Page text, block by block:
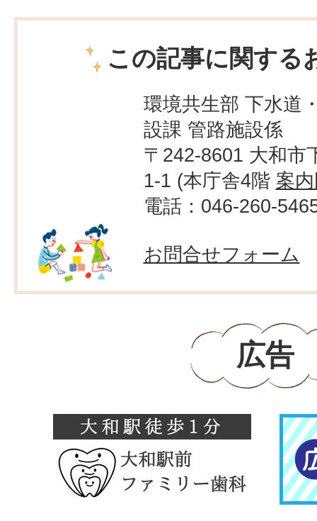
この記事に関する
環境共生部 下水道
設課 管路施設係
〒242-8601 大和市
1-1 (本庁舎4階 案
電話：046-260-
お問合せフォーム
広告